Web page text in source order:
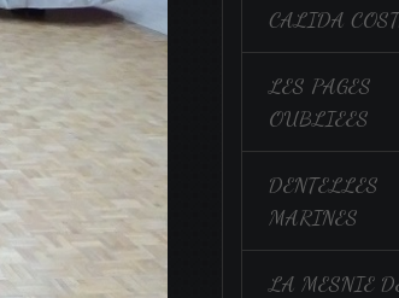
CALIDA
LES PAGES
OUBLIEES
DENTELLES
MARINES
LA MESNIE